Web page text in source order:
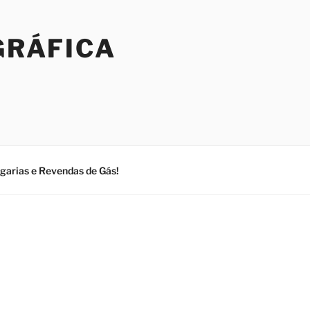
e Revendas de Gás!